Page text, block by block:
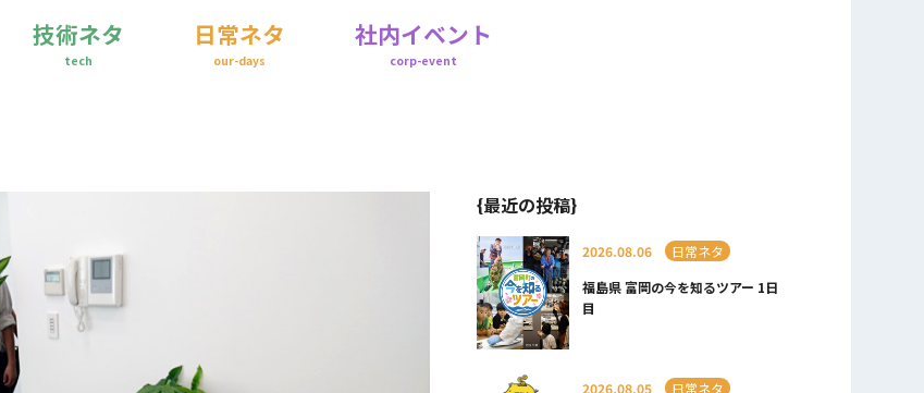
技術ネタ
tech
日常ネタ
our-days
社内イベント
corp-event
{最近の投稿}
2026.08.06
日常ネタ
福島県 富岡の今を知るツアー 1日
目
2026.08.05
日常ネタ